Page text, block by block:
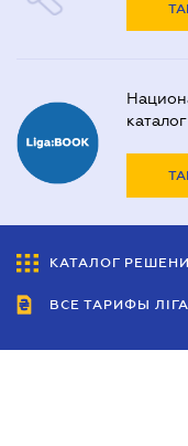
КАТАЛОГ
ВСЕ ТАРИФЫ